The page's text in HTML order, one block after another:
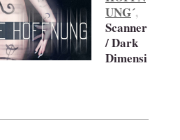
UNG´,
Scanner
/ Dark
Dimensi